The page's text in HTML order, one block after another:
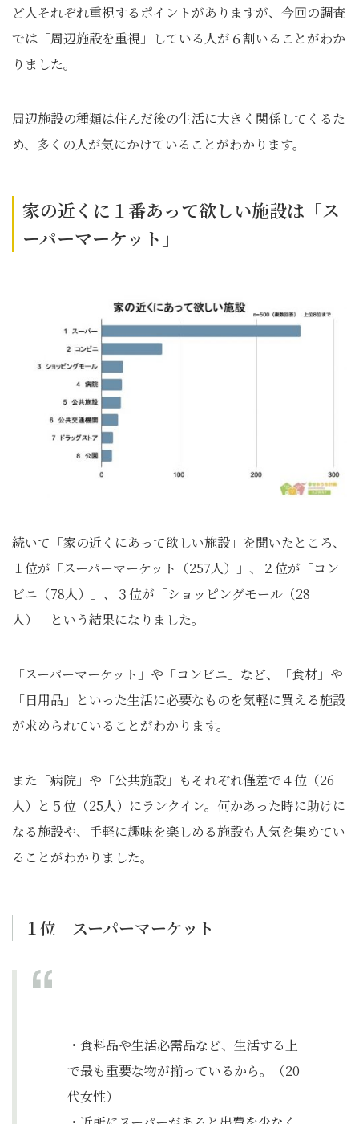
ど人それぞれ重視するポイントがありますが、今回の調査
では「周辺施設を重視」している人が６割いることがわか
りました。
周辺施設の種類は住んだ後の生活に大きく関係してくるた
め、多くの人が気にかけていることがわかります。
家の近くに１番あって欲しい施設は「ス
ーパーマーケット」
続いて「家の近くにあって欲しい施設」を聞いたところ、
１位が「スーパーマーケット（257人）」、２位が「コン
ビニ（78人）」、３位が「ショッピングモール（28
人）」という結果になりました。
「スーパーマーケット」や「コンビニ」など、「食材」や
「日用品」といった生活に必要なものを気軽に買える施設
が求められていることがわかります。
また「病院」や「公共施設」もそれぞれ僅差で４位（26
人）と５位（25人）にランクイン。何かあった時に助けに
なる施設や、手軽に趣味を楽しめる施設も人気を集めてい
ることがわかりました。
１位 スーパーマーケット
・食料品や生活必需品など、生活する上
で最も重要な物が揃っているから。（20
代女性）